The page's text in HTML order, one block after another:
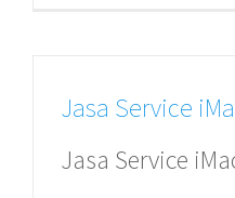
Jasa Service
Jasa Service